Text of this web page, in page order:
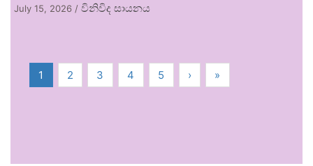
July 15, 2026 / විනිවිද සායනය
1 2 3 4 5 › »